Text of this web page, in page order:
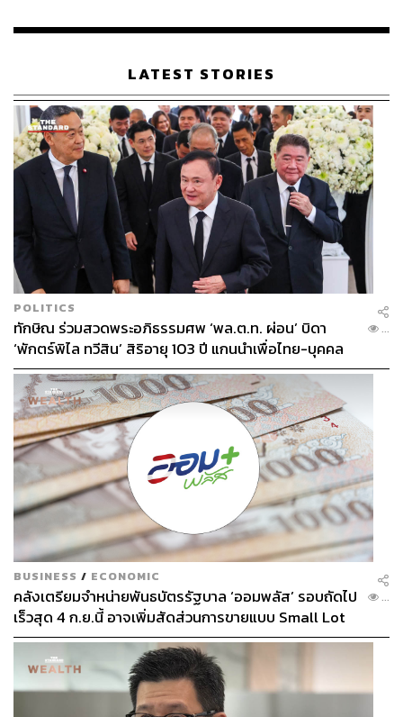
เรือนไทยที่ถูกซุกไว้
LATEST STORIES
POLITICS
ทักษิณ ร่วมสวดพระอภิธรรมศพ ‘พล.ต.ท. ผ่อน’ บิดา
‘พักตร์พิไล ทวีสิน’ สิริอายุ 103 ปี แกนนำเพื่อไทย-บุคคล
หลากวงการร่วมอาลัย
...
BUSINESS / ECONOMIC
คลังเตรียมจำหน่ายพันธบัตรรัฐบาล ‘ออมพลัส’ รอบถัดไป
เร็วสุด 4 ก.ย.นี้ อาจเพิ่มสัดส่วนการขายแบบ Small Lot
First มากขึ้น
...